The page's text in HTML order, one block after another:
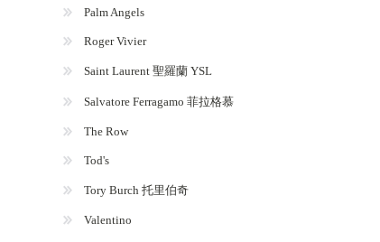
Palm Angels
Roger Vivier
Saint Laurent 聖羅蘭 YSL
Salvatore Ferragamo 菲拉格慕
The Row
Tod's
Tory Burch 托里伯奇
Valentino